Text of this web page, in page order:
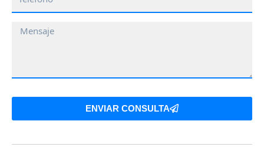
Mensaje
ENVIAR CONSULTA